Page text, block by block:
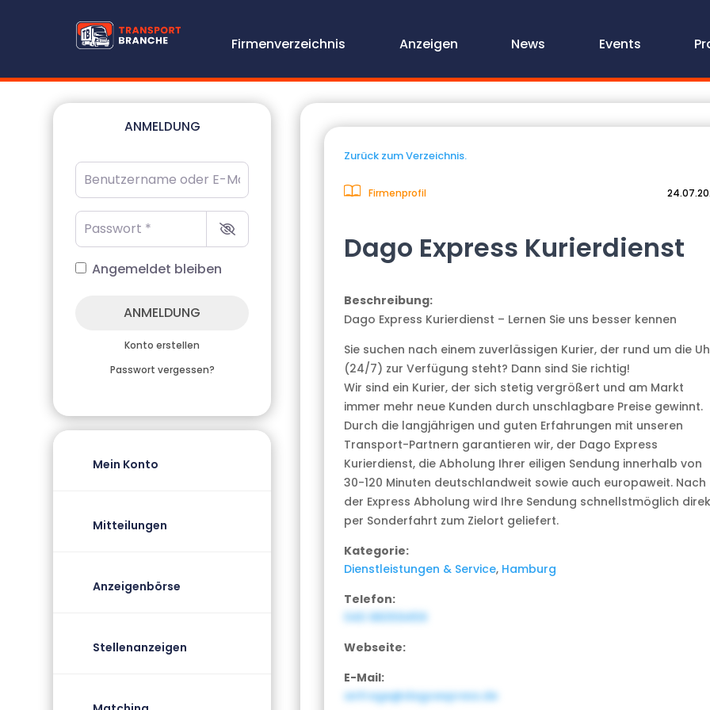
Firmenverzeichnis Anzeigen News Events
ANMELDUNG
Benutzername oder E-Mail-Adresse
Passwort
Angemeldet bleiben
ANMELDUNG
Konto erstellen
Passwort vergessen?
Mein Konto
Mitteilungen
Anzeigenbörse
Stellenanzeigen
Zurück zum Verzeichnis.
Firmenprofil
Dago Express Kurierdienst
Beschreibung:
Dago Express Kurierdienst – Lernen Sie uns besser kennen
Sie suchen nach einem zuverlässigen Kurier, der rund um die
(24/7) zur Verfügung steht? Dann sind Sie richtig!
Wir sind ein Kurier, der sich stetig vergrößert und am Markt
immer mehr neue Kunden durch unschlagbare Preise gewinnt.
Durch die langjährigen und guten Erfahrungen mit unseren
Transport-Partnern garantieren wir, der Dago Express
Kurierdienst, die Abholung Ihrer eiligen Sendung innerhalb von
30-120 Minuten deutschlandweit sowie auch europaweit. Nach
der Express Abholung wird Ihre Sendung schnellstmöglich
per Sonderfahrt zum Zielort geliefert.
Kategorie:
Dienstleistungen & Service, Hamburg
Telefon:
040 88359459
Webseite:
E-Mail:
anfrage@dagoexpress.de